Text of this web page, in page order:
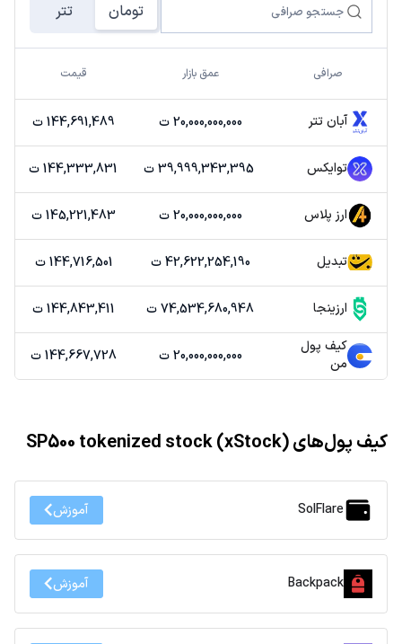
تومان تتر
صرافی عمق بازار قیمت
آبان تتر 20,000,000,000 ت 144,691,489 ت
توایکس 39,999,343,395 ت 144,333,831 ت
ارز پلاس 20,000,000,000 ت 145,221,483 ت
تبدیل 42,622,254,190 ت 144,716,501 ت
ارزینجا 74,534,680,948 ت
144,843,411 ت
کیف پول
من
20,000,000,000 ت 144,667,728 ت
کیف پول‌های SP500 tokenized stock (xStock)
SolFlare آموزش
Backpack آموزش